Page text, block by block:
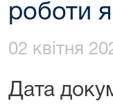
роботи
02 квітня